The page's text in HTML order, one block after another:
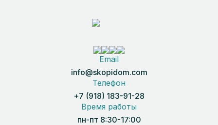
Email
info@skopidom.com
Телефон
+7 (918) 183-91-28
Время работы
пн-пт 8:30-17:00